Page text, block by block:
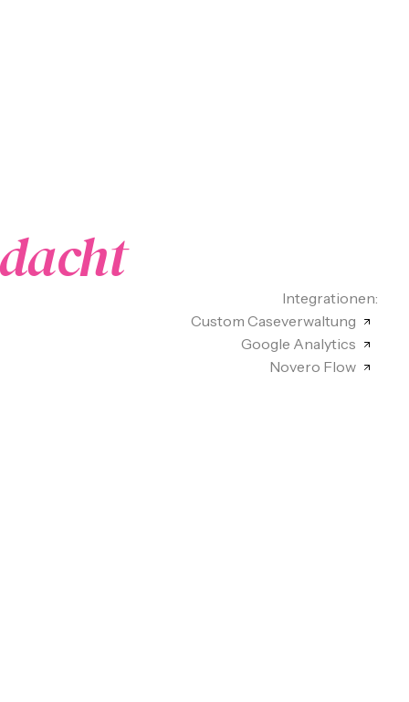
Integrationen:
Custom Caseverwaltung
Google Analytics
Novero Flow